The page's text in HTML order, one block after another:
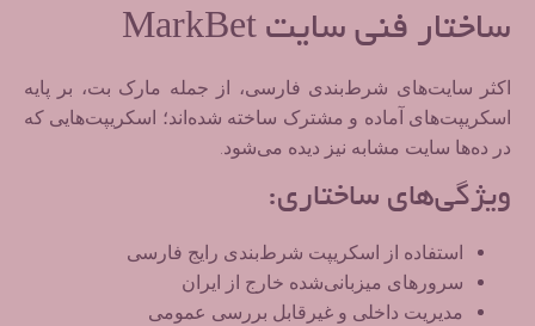
ساختار فنی سایت MarkBet
اکثر سایت‌های شرط‌بندی فارسی، از جمله مارک بت، بر پایه
اسکریپت‌های آماده و مشترکساخته شده‌اند؛ اسکریپت‌هایی که
در ده‌ها سایت مشابه نیز دیده می‌شود.
ویژگی‌های ساختاری:
استفاده از اسکریپت شرط‌بندی رایج فارسی
سرورهای میزبانی‌شده خارج از ایران
مدیریت داخلی و غیرقابل بررسی عمومی